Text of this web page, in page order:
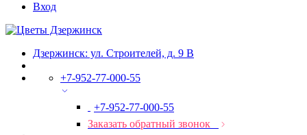
Вход
Дзержинск: ул. Строителей, д. 9 В
+7-952-77-000-55
+7-952-77-000-55
Заказать обратный звонок